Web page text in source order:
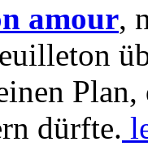
amour,
Plan,
dürfte.